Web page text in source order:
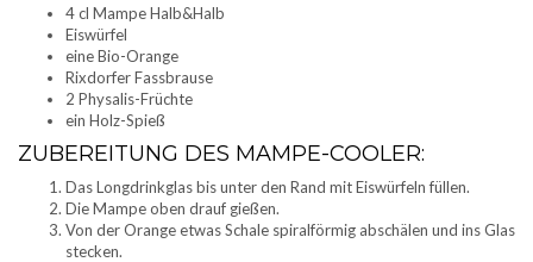
4 cl Mampe Halb&Halb
Eiswürfel
eine Bio-Orange
Rixdorfer Fassbrause
2 Physalis-Früchte
ein Holz-Spieß
ZUBEREITUNG DES MAMPE-COOLER:
Das Longdrinkglas bis unter den Rand mit Eiswürfeln füllen.
Die Mampe oben drauf gießen.
Von der Orange etwas Schale spiralförmig abschälen und ins Glas
stecken.